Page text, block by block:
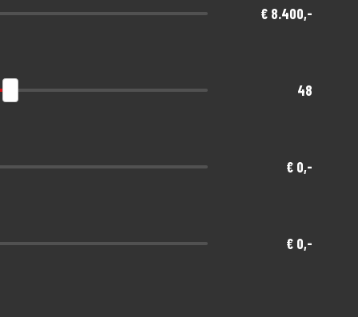
€ 8.400,-
48
€ 0,-
€ 0,-